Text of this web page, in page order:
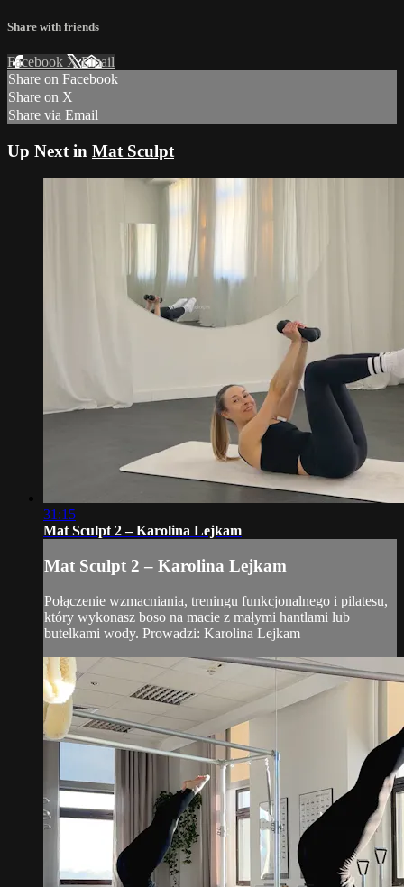
Share with friends
Facebook XEmail
Share on Facebook
Share on X
Share via Email
Up Next in Mat Sculpt
31:15
Mat Sculpt 2 – Karolina Lejkam
Mat Sculpt 2 – Karolina Lejkam
Połączenie wzmacniania, treningu funkcjonalnego i pilatesu,
który wykonasz boso na macie z małymi hantlami lub
butelkami wody. Prowadzi: Karolina Lejkam